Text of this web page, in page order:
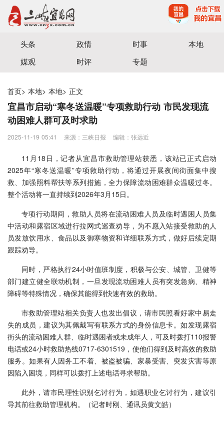
宜昌三峡融媒体中心主办
头条 政情 时事
本地
媒观
时评 专题
首页> 本地> 本地> 正文
宜昌市启动“寒冬送温暖”专项救助行动 市民发现流
动困难人群可及时求助
2025-11-19 05:41 来源：三峡日报 编辑：张远近
11月18日，记者从宜昌市救助管理站获悉，该站已正式启动
2025年“寒冬送温暖”专项救助行动，将通过开展夜间街面集中搜
救、加强照料帮扶等系列措施，全力保障流动困难群众温暖过冬。
整个活动将一直持续到2026年3月15日。
专项行动期间，救助人员将在流动困难人员及临时遇困人员集
中活动和露宿区域进行拉网式巡查劝导，为不愿入站接受救助的人
员发放饮用水、食品以及御寒物资和详细联系方式，做好后续定期
跟踪劝导。
同时，严格执行24小时值班制度，积极与公安、城管、卫健等
部门建立健全联动机制，一旦发现流动困难人员有突发急病、精神
障碍等特殊情况，确保其能得到快速有效的救助。
市救助管理站相关负责人也发出倡议，请市民照看好家中易走
失的成员，建议为其佩戴写有联系方式的身份信息卡。如发现露宿
街头的流动困难人群、临时遇困者或未成年人，可及时拨打110报警
电话或24小时救助热线0717-6301519，使他们得到及时高效的救助
服务。如果有人因务工不着、被盗被骗、家暴受害、突发灾害等原
因陷入困境，同样可以拨打上述电话寻求帮助。
此外，请市民理性识别乞讨行为，如遇职业乞讨行为，建议引
导其前往救助管理机构。（记者时刚、通讯员黄文皓）